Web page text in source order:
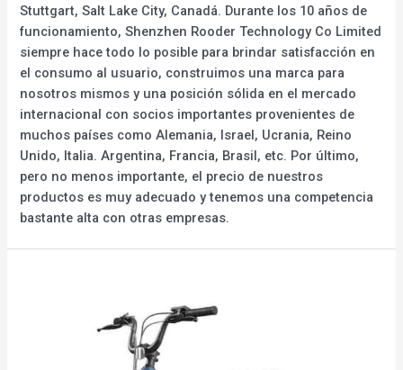
Stuttgart, Salt Lake City, Canadá. Durante los 10 años de
funcionamiento, Shenzhen Rooder Technology Co Limited
siempre hace todo lo posible para brindar satisfacción en
el consumo al usuario, construimos una marca para
nosotros mismos y una posición sólida en el mercado
internacional con socios importantes provenientes de
muchos países como Alemania, Israel, Ucrania, Reino
Unido, Italia. Argentina, Francia, Brasil, etc. Por último,
pero no menos importante, el precio de nuestros
productos es muy adecuado y tenemos una competencia
bastante alta con otras empresas.